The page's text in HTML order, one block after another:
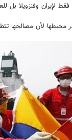
لإيران وفنزويلا بل
محيطها لأن مصالحها